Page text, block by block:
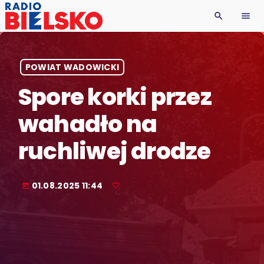
search menu
POWIAT WADOWICKI
Spore korki przez
wahadło na
ruchliwej drodze
today 01.08.2025 11:44